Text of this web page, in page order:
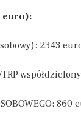
euro):
2343
860